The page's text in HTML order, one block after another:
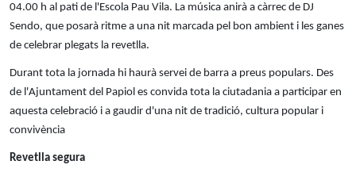
04.00 h al pati de l'Escola Pau Vila. La música anirà a càrrec de DJ
Sendo, que posarà ritme a una nit marcada pel bon ambient i les ganes
de celebrar plegats la revetlla.
Durant tota la jornada hi haurà servei de barra a preus populars. Des
de l'Ajuntament del Papiol es convida tota la ciutadania a participar en
aquesta celebració i a gaudir d'una nit de tradició, cultura popular i
convivència
Revetlla segura